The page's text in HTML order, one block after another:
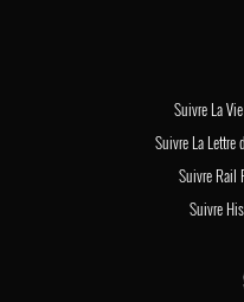
Suivre La
Suivre La Lettre
Suivre Rail
Suivre